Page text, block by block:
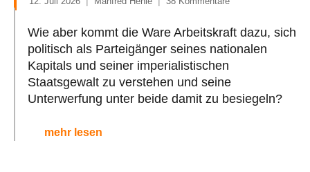
Wie aber kommt die Ware Arbeitskraft dazu, sich
politisch als Parteigänger seines nationalen
Kapitals und seiner imperialistischen
Staatsgewalt zu verstehen und seine
Unterwerfung unter beide damit zu besiegeln?
mehr lesen